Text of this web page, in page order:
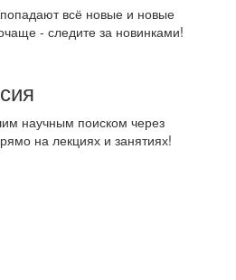
всё новые и новые
- следите за новинками!
научным поиском через
на лекциях и занятиях!